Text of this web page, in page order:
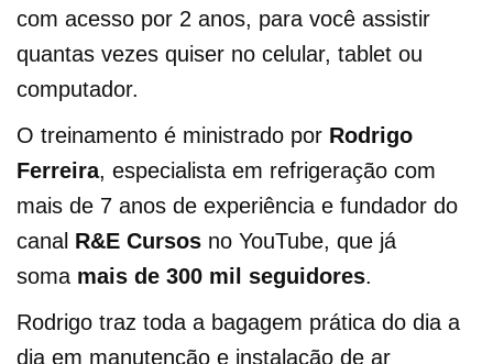
com acesso por 2 anos, para você assistir
quantas vezes quiser no celular, tablet ou
computador.
O treinamento é ministrado por Rodrigo
Ferreira, especialista em refrigeração com
mais de 7 anos de experiência e fundador do
canal R&E Cursos no YouTube, que já
soma mais de 300 mil seguidores.
Rodrigo traz toda a bagagem prática do dia a
dia em manutenção e instalação de ar